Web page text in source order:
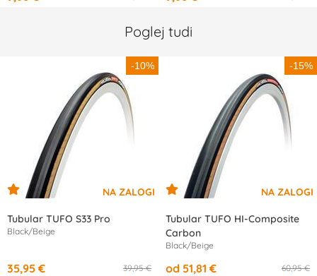
Poglej tudi
-10%
Tubular TUFO S33 Pro
Black/Beige
39,95 €
35,95 €
-15%
Tubular TUFO HI-Composite
Carbon
Black/Beige
60,95 €
od 51,81 €